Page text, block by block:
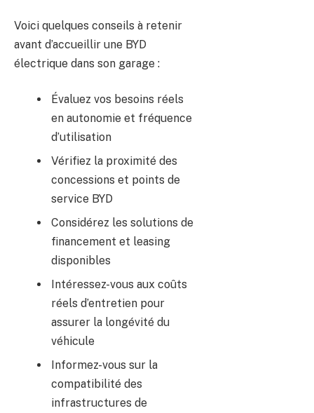
Voici quelques conseils à retenir
avant d’accueillir une BYD
électrique dans son garage :
Évaluez vos besoins réels
en autonomie et fréquence
d’utilisation
Vérifiez la proximité des
concessions et points de
service BYD
Considérez les solutions de
financement et leasing
disponibles
Intéressez-vous aux coûts
réels d’entretien pour
assurer la longévité du
véhicule
Informez-vous sur la
compatibilité des
infrastructures de